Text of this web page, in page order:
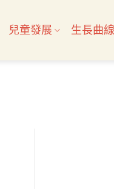
兒童發展 生長曲線